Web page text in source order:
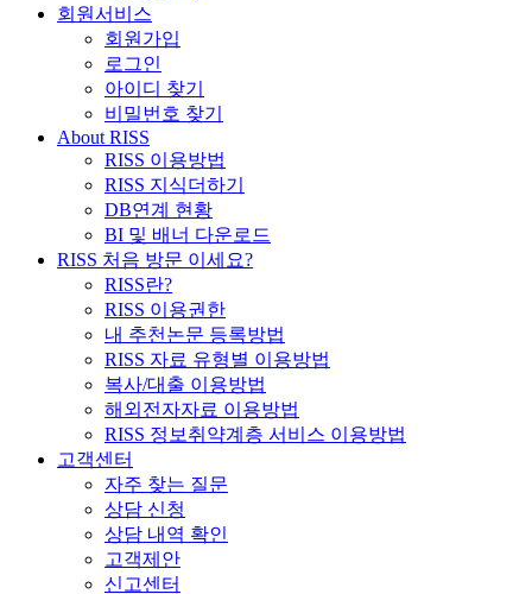
회원서비스
회원가입
로그인
아이디 찾기
비밀번호 찾기
About RISS
RISS 이용방법
RISS 지식더하기
DB연계 현황
BI 및 배너 다운로드
RISS 처음 방문 이세요?
RISS란?
RISS 이용권한
내 추천논문 등록방법
RISS 자료 유형별 이용방법
복사/대출 이용방법
해외전자자료 이용방법
RISS 정보취약계층 서비스 이용방법
고객센터
자주 찾는 질문
상담 신청
상담 내역 확인
고객제안
신고센터